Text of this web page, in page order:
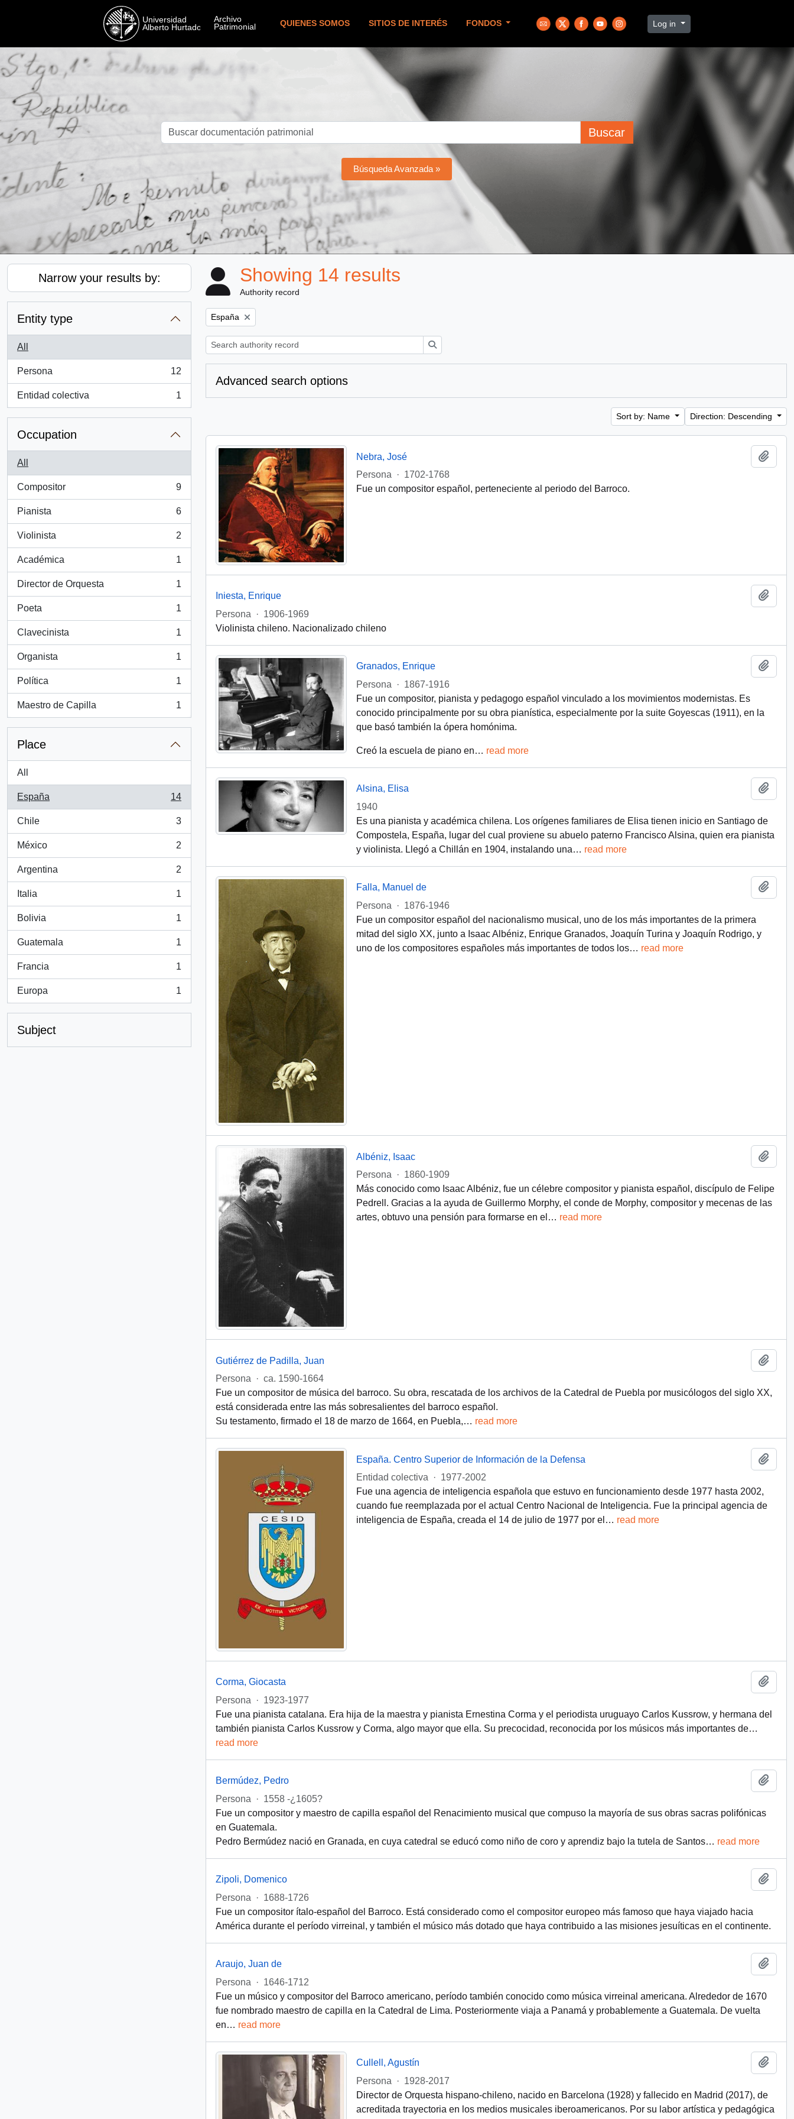
QUIENES SOMOS SITIOS DE INTERÉS FONDOS Log in
Buscar
Búsqueda Avanzada »
Narrow your results by:
Entity type
All
Persona
, 12 results
12
Entidad colectiva
, 1 results
1
Occupation
All
Compositor
, 9 results
9
Pianista
, 6 results
6
Violinista
, 2 results
2
Académica
, 1 results
1
Director de Orquesta
, 1 results
1
Poeta
, 1 results
1
Clavecinista
, 1 results
1
Organista
, 1 results
1
Política
, 1 results
1
Maestro de Capilla
, 1 results
1
Place
All
España
, 14 results
14
Chile
, 3 results
3
México
, 2 results
2
Argentina
, 2 results
2
Italia
, 1 results
1
Bolivia
, 1 results
1
Guatemala
, 1 results
1
Francia
, 1 results
1
Europa
, 1 results
1
Subject
Showing 14 results
Authority record
Remove filter:
España
Advanced search options
Sort by: Name Direction: Descending
Nebra, José
Persona
· 1702-1768
Fue un compositor español, perteneciente al periodo del Barroco.
Iniesta, Enrique
Persona
· 1906-1969
Violinista chileno. Nacionalizado chileno
Granados, Enrique
Persona
· 1867-1916
Fue un compositor, pianista y pedagogo español vinculado a los movimientos modernistas. Es
conocido principalmente por su obra pianística, especialmente por la suite Goyescas (1911), en la
que basó también la ópera homónima.
Creó la escuela de piano en… read more
Alsina, Elisa
1940
Es una pianista y académica chilena. Los orígenes familiares de Elisa tienen inicio en Santiago de
Compostela, España, lugar del cual proviene su abuelo paterno Francisco Alsina, quien era pianista
y violinista. Llegó a Chillán en 1904, instalando una… read more
Falla, Manuel de
Persona
· 1876-1946
Fue un compositor español del nacionalismo musical, uno de los más importantes de la primera
mitad del siglo XX, junto a Isaac Albéniz, Enrique Granados, Joaquín Turina y Joaquín Rodrigo, y
uno de los compositores españoles más importantes de todos los… read more
Albéniz, Isaac
Persona
· 1860-1909
Más conocido como Isaac Albéniz, fue un célebre compositor y pianista español, discípulo de Felipe
Pedrell. Gracias a la ayuda de Guillermo Morphy, el conde de Morphy, compositor y mecenas de las
artes, obtuvo una pensión para formarse en el … read more
Gutiérrez de Padilla, Juan
Persona
· ca. 1590-1664
Fue un compositor de música del barroco. Su obra, rescatada de los archivos de la Catedral de Puebla por musicólogos del siglo XX,
está considerada entre las más sobresalientes del barroco español.
Su testamento, firmado el 18 de marzo de 1664, en Puebla,… read more
España. Centro Superior de Información de la Defensa
Entidad colectiva
· 1977-2002
Fue una agencia de inteligencia española que estuvo en funcionamiento desde 1977 hasta 2002,
cuando fue reemplazada por el actual Centro Nacional de Inteligencia. Fue la principal agencia de
inteligencia de España, creada el 14 de julio de 1977 por el … read more
Corma, Giocasta
Persona
· 1923-1977
Fue una pianista catalana. Era hija de la maestra y pianista Ernestina Corma y el periodista uruguayo Carlos Kussrow, y hermana del
también pianista Carlos Kussrow y Corma, algo mayor que ella. Su precocidad, reconocida por los músicos más importantes de…
read more
Bermúdez, Pedro
Persona
· 1558 -¿1605?
Fue un compositor y maestro de capilla español del Renacimiento musical que compuso la mayoría de sus obras sacras polifónicas
en Guatemala.
Pedro Bermúdez nació en Granada, en cuya catedral se educó como niño de coro y aprendiz bajo la tutela de Santos… read more
Zipoli, Domenico
Persona
· 1688-1726
Fue un compositor ítalo-español del Barroco. Está considerado como el compositor europeo más famoso que haya viajado hacia
América durante el período virreinal, y también el músico más dotado que haya contribuido a las misiones jesuíticas en el continente.
Araujo, Juan de
Persona
· 1646-1712
Fue un músico y compositor del Barroco americano, período también conocido como música virreinal americana. Alrededor de 1670
fue nombrado maestro de capilla en la Catedral de Lima. Posteriormente viaja a Panamá y probablemente a Guatemala. De vuelta
en… read more
Cullell, Agustín
Persona
· 1928-2017
Director de Orquesta hispano-chileno, nacido en Barcelona (1928) y fallecido en Madrid (2017), de
acreditada trayectoria en los medios musicales iberoamericanos. Por su labor artística y pedagógica